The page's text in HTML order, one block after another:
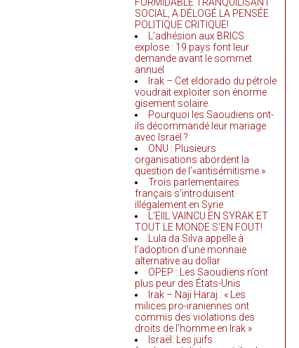
SOCIAL, A DÉLOGÉ LA PENSÉE
POLITIQUE CRITIQUE!
L’adhésion aux BRICS
explose : 19 pays font leur
demande avant le sommet
annuel
Irak – Cet eldorado du pétrole
voudrait exploiter son énorme
gisement solaire
Pourquoi les Saoudiens ont-
ils décommandé leur mariage
avec Israël ?
ONU : Plusieurs
organisations abordent la
question de l’«antisémitisme »
Trois parlementaires
français s’introduisent
illégalement en Syrie
L’EIIL VAINCU EN SYRAK ET
TOUT LE MONDE S’EN FOUT!
Lula da Silva appelle à
l’adoption d’une monnaie
alternative au dollar
OPEP : Les Saoudiens n’ont
plus peur des États-Unis
Irak – Naji Haraj : « Les
milices pro-iraniennes ont
commis des violations des
droits de l’homme en Irak »
Israël: Les juifs